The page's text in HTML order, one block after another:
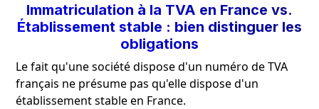
Immatriculation à la TVA en France vs.
Établissement stable : bien distinguer les
obligations
Le fait qu'une société dispose d'un numéro de TVA
français ne présume pas qu'elle dispose d'un
établissement stable en France.